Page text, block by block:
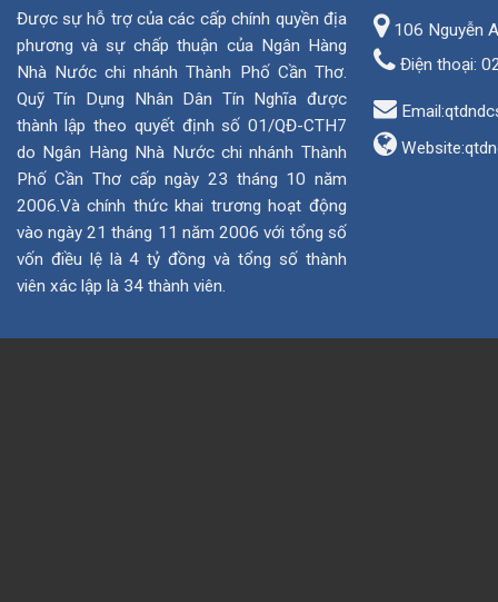
Được sự hỗ trợ của các cấp chính quyền địa
phương và sự chấp thuận của Ngân Hàng
Nhà Nước chi nhánh Thành Phố Cần Thơ.
Quỹ Tín Dụng Nhân Dân Tín Nghĩa được
thành lập theo quyết định số 01/QĐ-CTH7
do Ngân Hàng Nhà Nước chi nhánh Thành
Phố Cần Thơ cấp ngày 23 tháng 10 năm
2006.Và chính thức khai trương hoạt động
vào ngày 21 tháng 11 năm 2006 với tổng số
vốn điều lệ là 4 tỷ đồng và tổng số thành
viên xác lập là 34 thành viên.
106 Nguyễn
Điện thoại:
Website: